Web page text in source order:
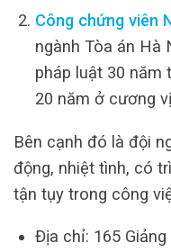
Công chứng viên
ngành Tòa án Hà
pháp luật 30 năm
20 năm ở cương
Bên cạnh đó là đội
động, nhiệt tình, có
tận tụy trong công
Địa chỉ: 165